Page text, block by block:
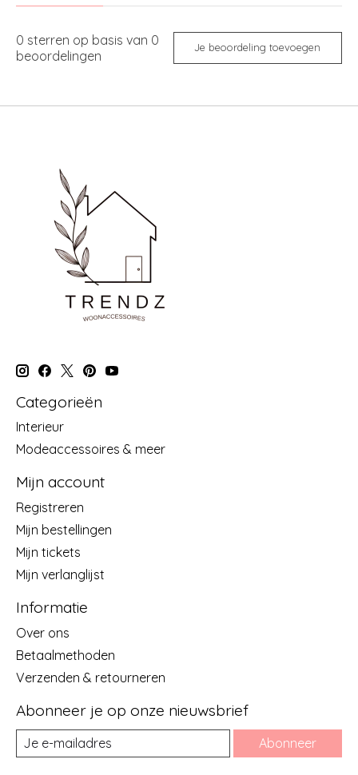
0 sterren op basis van 0
beoordelingen
Je beoordeling toevoegen
Categorieën
Interieur
Modeaccessoires & meer
Mijn account
Registreren
Mijn bestellingen
Mijn tickets
Mijn verlanglijst
Informatie
Over ons
Betaalmethoden
Verzenden & retourneren
Abonneer je op onze nieuwsbrief
Abonneer